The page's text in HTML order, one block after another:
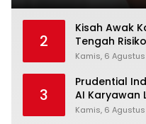
2
Kisah Awak
Tengah
Kamis, 6
3
Prudential
AI Karyawan
Kamis, 6